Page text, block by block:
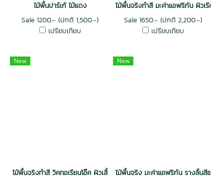
ไม้พื้นปาร์เก้ ไม้แดง
Sale 1200.- (ปกติ 1,500.-)
เปรียบเทียบ
ไม้พื้นจริงทำสี มะค่าแอฟริกัน ผิวเรียบ
Sale 1650.- (ปกติ 2,200.-)
เปรียบเทียบ
New
ไม้พื้นจริงทำสี วิคทอเรียนโอ๊ค ผิวเสี้ยนไม้ สีทัสคานี
New
ไม้พื้นจริง มะค่าแอฟริกัน รางลิ้นสีธรร